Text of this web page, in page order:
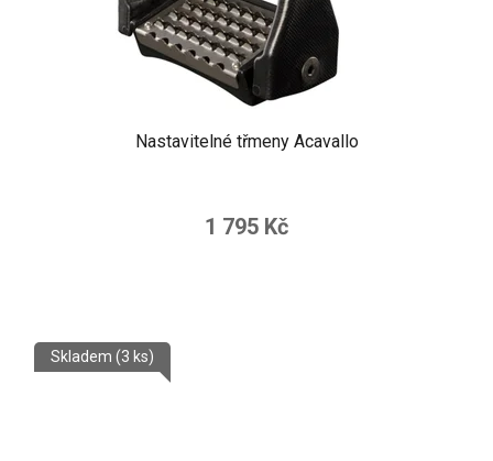
Nastavitelné třmeny Acavallo
1 795 Kč
Skladem (3 ks)